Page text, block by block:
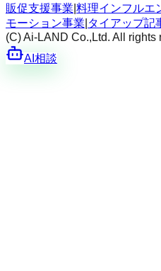
販促支援事業 料理インフルエ
モーション事業 タイアップ記
(C) Ai-LAND Co.,Ltd. All rights
AI相談